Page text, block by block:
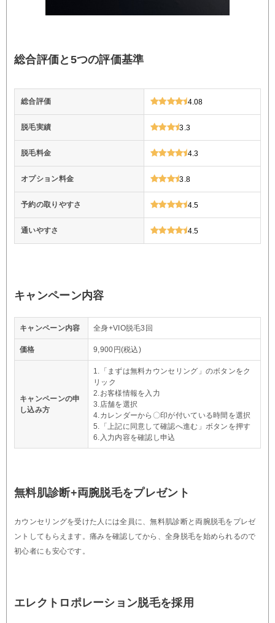
総合評価と5つの評価基準
総合評価 4.08
脱毛実績 3.3
脱毛料金 4.3
オプション料金 3.8
予約の取りやすさ 4.5
通いやすさ 4.5
キャンペーン内容
キャンペーン内容 全身+VIO脱毛3回
価格 9,900円(税込)
キャンペーンの申
し込み方
1.「まずは無料カウンセリング」のボタンをク
リック
2.お客様情報を入力
3.店舗を選択
4.カレンダーから〇印が付いている時間を選択
5.「上記に同意して確認へ進む」ボタンを押す
6.入力内容を確認し申込
無料肌診断+両腕脱毛をプレゼント
カウンセリングを受けた人には全員に、無料肌診断と両腕脱毛をプレゼ
ントしてもらえます。痛みを確認してから、全身脱毛を始められるので
初心者にも安心です。
エレクトロポレーション脱毛を採用